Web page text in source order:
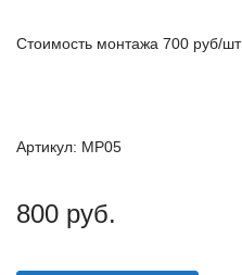
Стоимость монтажа 700 руб/шт
Артикул: MP05
800 руб.